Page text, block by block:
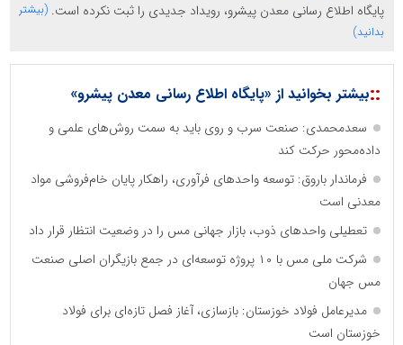
پایگاه اطلاع رسانی معدن پیشرو، رویداد جدیدی را ثبت نکرده است. (بیشتر
بدانید)
::بیشتر بخوانید از «پایگاه اطلاع رسانی معدن پیشرو»
سعدمحمدی: صنعت سرب و روی باید به سمت روش‌های علمی و
داده‌محور حرکت کند
فرماندار باروق: توسعه واحدهای فرآوری، راهکار پایان خام‌فروشی مواد
معدنی است
تعطیلی واحدهای ذوب، بازار جهانی مس را در وضعیت انتظار قرار داد
شرکت ملی مس با ۱۰ پروژه توسعه‌ای در جمع بازیگران اصلی صنعت
مس جهان
مدیرعامل فولاد خوزستان: بازسازی، آغاز فصل تازه‌ای برای فولاد
خوزستان است